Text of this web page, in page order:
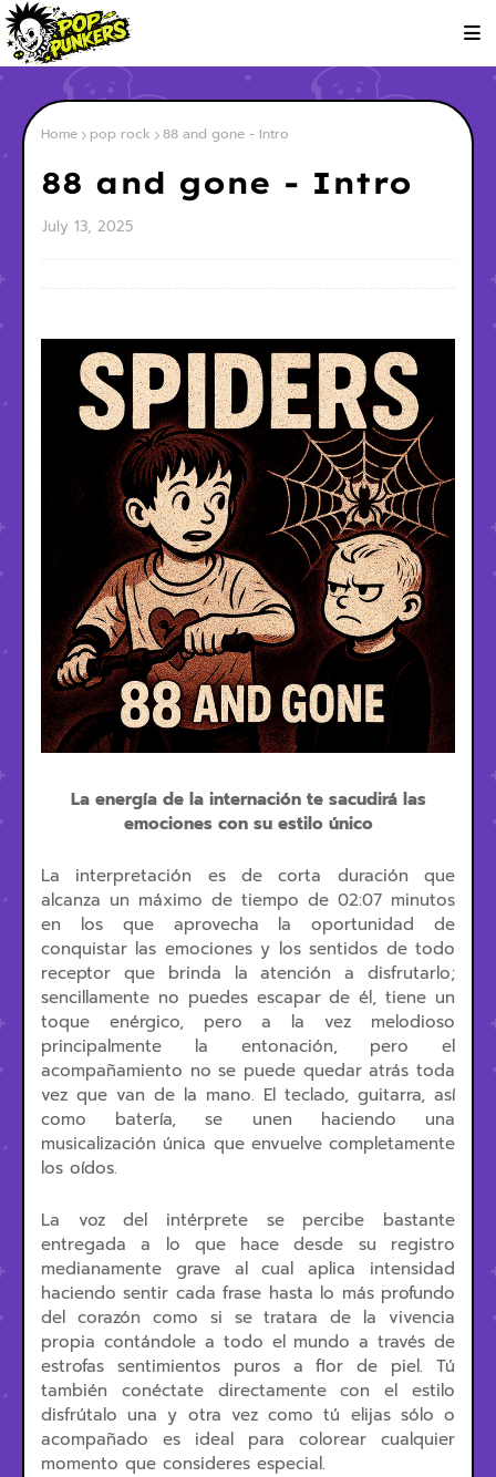
Home pop rock 88 and gone - Intro
88 and gone - Intro
July 13, 2025
La energía de la internación te sacudirá las
emociones con su estilo único
La interpretación es de corta duración que
alcanza un máximo de tiempo de 02:07 minutos
en los que aprovecha la oportunidad de
conquistar las emociones y los sentidos de todo
receptor que brinda la atención a disfrutarlo;
sencillamente no puedes escapar de él, tiene un
toque enérgico, pero a la vez melodioso
principalmente la entonación, pero el
acompañamiento no se puede quedar atrás toda
vez que van de la mano. El teclado, guitarra, así
como batería, se unen haciendo una
musicalización única que envuelve completamente
los oídos.
La voz del intérprete se percibe bastante
entregada a lo que hace desde su registro
medianamente grave al cual aplica intensidad
haciendo sentir cada frase hasta lo más profundo
del corazón como si se tratara de la vivencia
propia contándole a todo el mundo a través de
estrofas sentimientos puros a flor de piel. Tú
también conéctate directamente con el estilo
disfrútalo una y otra vez como tú elijas sólo o
acompañado es ideal para colorear cualquier
momento que consideres especial.